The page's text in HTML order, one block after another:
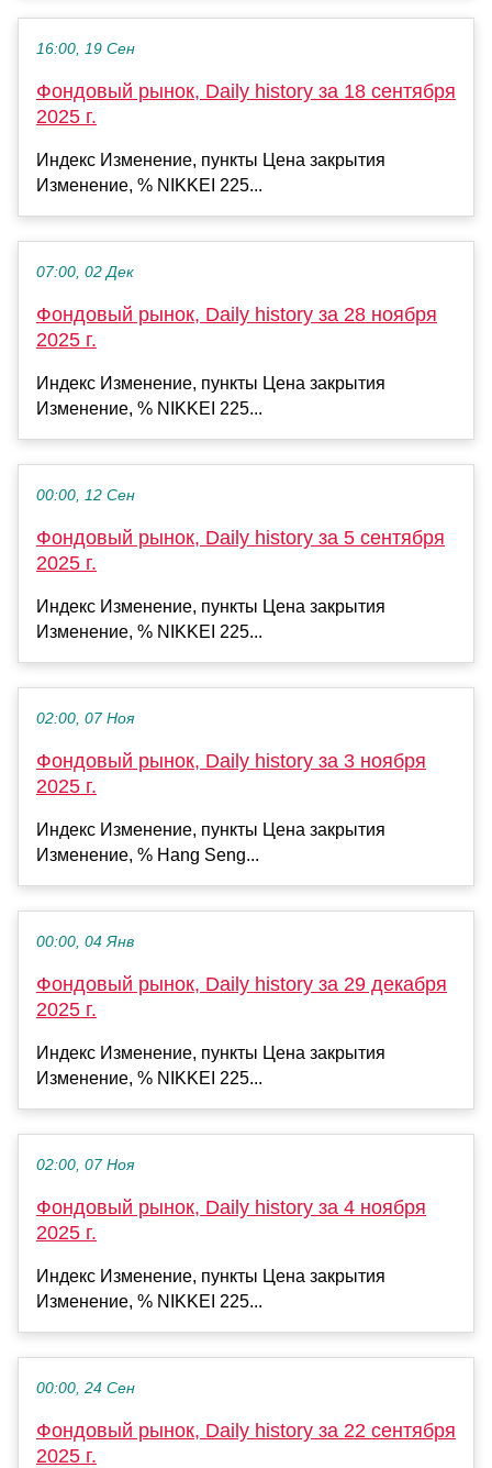
16:00, 19 Сен
Фондовый рынок, Daily history за 18 сентября
2025 г.
Индекс Изменение, пункты Цена закрытия
Изменение, % NIKKEI 225...
07:00, 02 Дек
Фондовый рынок, Daily history за 28 ноября
2025 г.
Индекс Изменение, пункты Цена закрытия
Изменение, % NIKKEI 225...
00:00, 12 Сен
Фондовый рынок, Daily history за 5 сентября
2025 г.
Индекс Изменение, пункты Цена закрытия
Изменение, % NIKKEI 225...
02:00, 07 Ноя
Фондовый рынок, Daily history за 3 ноября
2025 г.
Индекс Изменение, пункты Цена закрытия
Изменение, % Hang Seng...
00:00, 04 Янв
Фондовый рынок, Daily history за 29 декабря
2025 г.
Индекс Изменение, пункты Цена закрытия
Изменение, % NIKKEI 225...
02:00, 07 Ноя
Фондовый рынок, Daily history за 4 ноября
2025 г.
Индекс Изменение, пункты Цена закрытия
Изменение, % NIKKEI 225...
00:00, 24 Сен
Фондовый рынок, Daily history за 22 сентября
2025 г.